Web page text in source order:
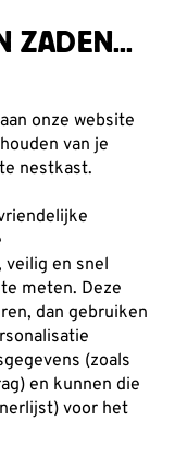
ZADEN...
onze website
van je
nestkast.
veilig en snel
meten. Deze
dan gebruiken
(zoals
en kunnen die
voor het